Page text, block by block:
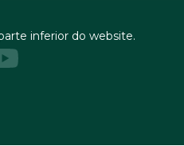
inferior do website.